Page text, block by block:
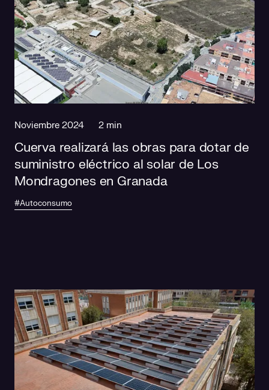
Noviembre 2024 2 min
Cuerva realizará las obras para dotar de
suministro eléctrico al solar de Los
Mondragones en Granada
#Autoconsumo